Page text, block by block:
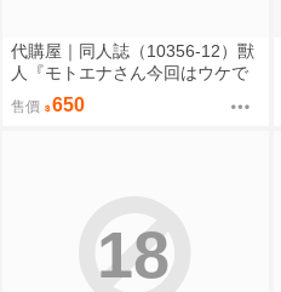
代購屋｜同人誌（10356-12）獸
人『モトエナさん今回はウケで
お願いします！！』まだら模様
まんだら亭
售價 650
18